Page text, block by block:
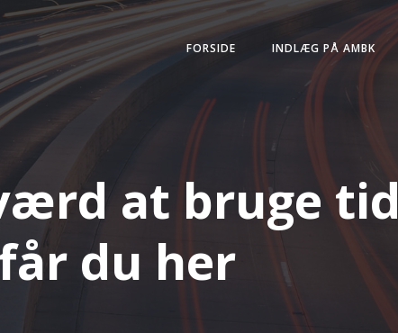
FORSIDE INDLÆG PÅ AMBK
at bruge tid
du her